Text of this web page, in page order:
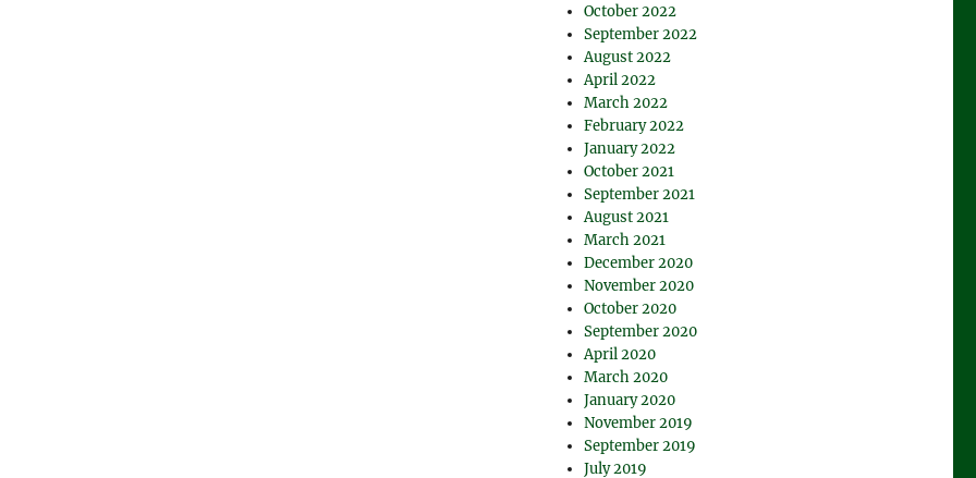
October 2022
September 2022
August 2022
April 2022
March 2022
February 2022
January 2022
October 2021
September 2021
August 2021
March 2021
December 2020
November 2020
October 2020
September 2020
April 2020
March 2020
January 2020
November 2019
September 2019
July 2019